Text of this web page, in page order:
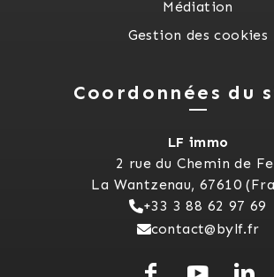
Médiation
Gestion des cookies
Coordonnées du
LF immo
2 rue du Chemin de
La Wantzenau, 67610
+33 3 88 62 97 69
contact@bylf.fr